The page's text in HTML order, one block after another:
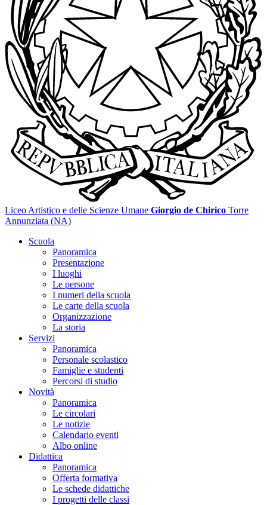
Liceo Artistico e delle Scienze Umane Giorgio de Chirico Torre
Annunziata (NA)
Scuola
Panoramica
Presentazione
I luoghi
Le persone
I numeri della scuola
Le carte della scuola
Organizzazione
La storia
Servizi
Panoramica
Personale scolastico
Famiglie e studenti
Percorsi di studio
Novità
Panoramica
Le circolari
Le notizie
Calendario eventi
Albo online
Didattica
Panoramica
Offerta formativa
Le schede didattiche
I progetti delle classi